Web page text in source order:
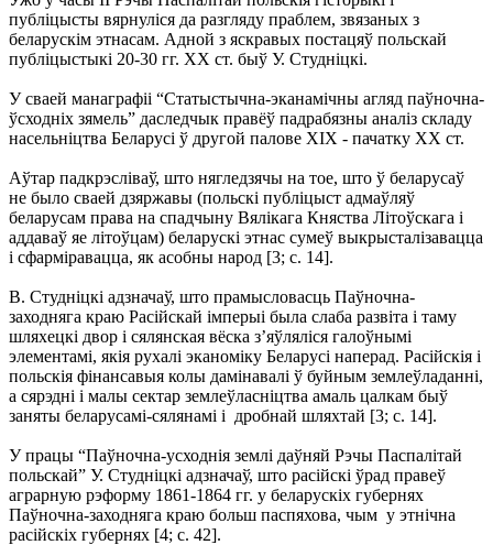
публіцысты вярнуліся да разгляду праблем, звязаных з
беларускім этнасам. Адной з яскравых постацяў польскай
публіцыстыкі 20-30 гг. XX ст. быў У. Студніцкі.
У сваей манаграфіі “Статыстычна-эканамічны агляд паўночна-
ўсходніх зямель” даследчык правёў падрабязны аналіз складу
насельніцтва Беларусі ў другой палове XIX - пачатку XX ст.
Аўтар падкрэсліваў, што нягледзячы на тое, што ў беларусаў
не было сваей дзяржавы (польскі публіцыст адмаўляў
беларусам права на спадчыну Вялікага Княства Літоўскага і
аддаваў яе літоўцам) беларускі этнас сумеў выкрысталізавацца
і сфарміравацца, як асобны народ [3; с. 14].
В. Студніцкі адзначаў, што прамысловасць Паўночна-
заходняга краю Расійскай імперыі была слаба развіта і таму
шляхецкі двор і сялянская вёска з’яўляліся галоўнымі
элементамі, якія рухалі эканоміку Беларусі наперад. Расійскія і
польскія фінансавыя колы дамінавалі ў буйным землеўладанні,
а сярэдні і малы сектар землеўласніцтва амаль цалкам быў
заняты беларусамі-сялянамі і дробнай шляхтай [3; с. 14].
У працы “Паўночна-усходнія землі даўняй Рэчы Паспалітай
польскай” У. Студніцкі адзначаў, што расійскі ўрад правеў
аграрную рэформу 1861-1864 гг. у беларускіх губернях
Паўночна-заходняга краю больш паспяхова, чым у этнічна
расійскіх губернях [4; с. 42].